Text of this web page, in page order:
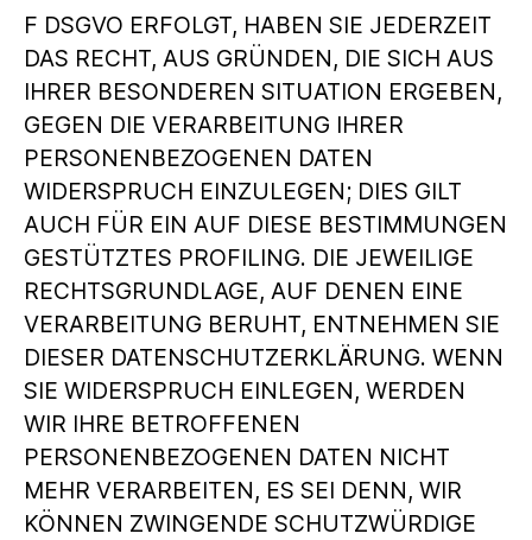
F DSGVO ERFOLGT, HABEN SIE JEDERZEIT
DAS RECHT, AUS GRÜNDEN, DIE SICH AUS
IHRER BESONDEREN SITUATION ERGEBEN,
GEGEN DIE VERARBEITUNG IHRER
PERSONENBEZOGENEN DATEN
WIDERSPRUCH EINZULEGEN; DIES GILT
AUCH FÜR EIN AUF DIESE BESTIMMUNGEN
GESTÜTZTES PROFILING. DIE JEWEILIGE
RECHTSGRUNDLAGE, AUF DENEN EINE
VERARBEITUNG BERUHT, ENTNEHMEN SIE
DIESER DATENSCHUTZERKLÄRUNG. WENN
SIE WIDERSPRUCH EINLEGEN, WERDEN
WIR IHRE BETROFFENEN
PERSONENBEZOGENEN DATEN NICHT
MEHR VERARBEITEN, ES SEI DENN, WIR
KÖNNEN ZWINGENDE SCHUTZWÜRDIGE